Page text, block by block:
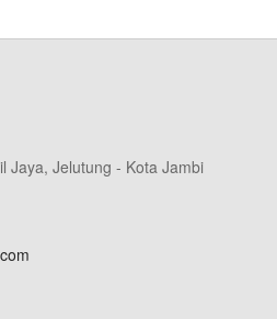
Jaya, Jelutung - Kota Jambi